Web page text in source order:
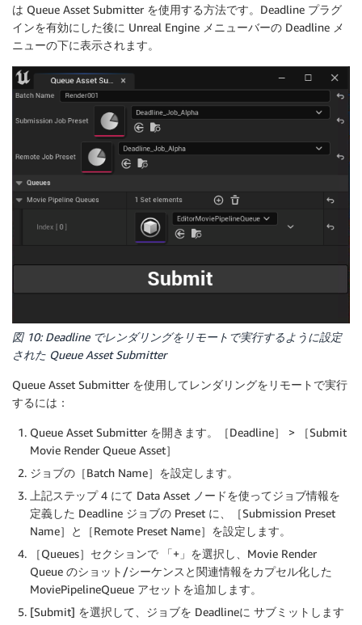
は Queue Asset Submitter を使用する方法です。Deadline プラグ
インを有効にした後に Unreal Engine メニューバーの Deadline メ
ニューの下に表示されます。
図 10: Deadline でレンダリングをリモートで実行するように設定
された Queue Asset Submitter
Queue Asset Submitter を使用してレンダリングをリモートで実行
するには：
Queue Asset Submitter を開きます。［Deadline］ > ［Submit
Movie Render Queue Asset］
ジョブの［Batch Name］を設定します。
上記ステップ 4 にて Data Asset ノードを使ってジョブ情報を
定義した Deadline ジョブの Preset に、［Submission Preset
Name］と［Remote Preset Name］を設定します。
［Queues］セクションで 「+」を選択し、Movie Render
Queue のショット/シーケンスと関連情報をカプセル化した
MoviePipelineQueue アセットを追加します。
[Submit] を選択して、ジョブを Deadlineに サブミットします